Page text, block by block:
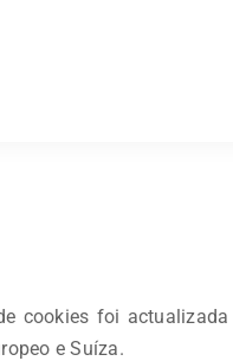
cookies foi
e Suíza.